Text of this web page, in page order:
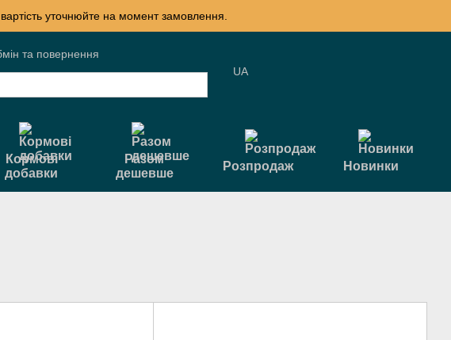
уточнюйте на момент замовлення.
та повернення
оферти UA
Кормові
добавки
Разом
дешевше
Розпродаж Новинки